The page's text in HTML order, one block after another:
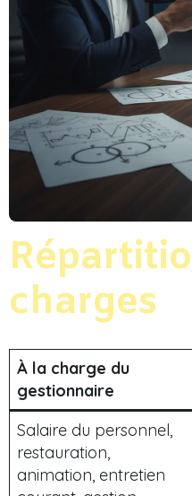
charges
À la charge du
gestionnaire
Salaire du personnel,
restauration,
animation, entretien